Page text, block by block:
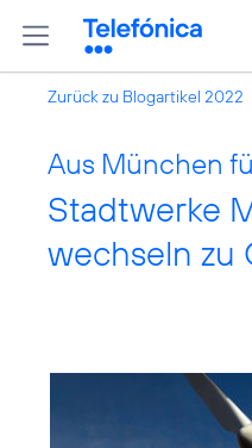
Zurück zu Blogartikel 2022
Aus München
Stadtwerke
wechseln zu